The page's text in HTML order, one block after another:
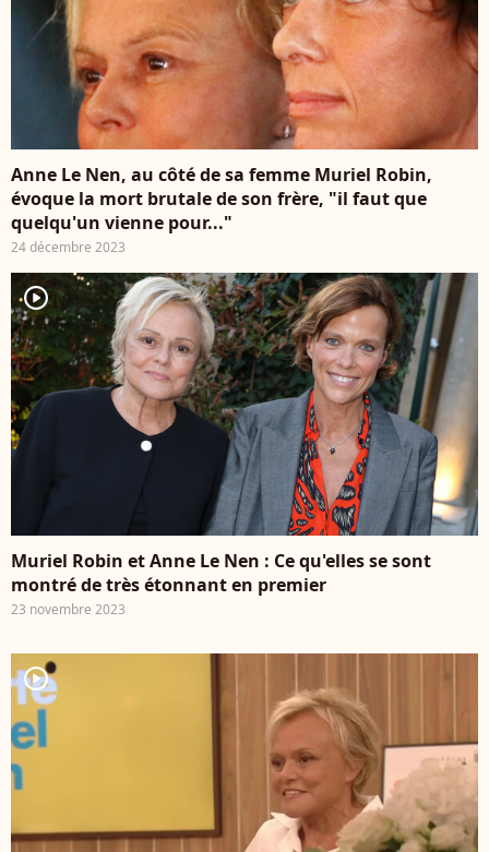
Anne Le Nen, au côté de sa femme Muriel Robin,
évoque la mort brutale de son frère, "il faut que
quelqu'un vienne pour..."
24 décembre 2023
player2
Muriel Robin et Anne Le Nen : Ce qu'elles se sont
montré de très étonnant en premier
23 novembre 2023
player2